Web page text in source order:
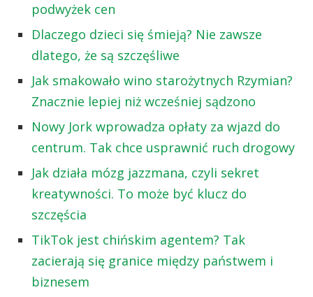
podwyżek cen
Dlaczego dzieci się śmieją? Nie zawsze
dlatego, że są szczęśliwe
Jak smakowało wino starożytnych Rzymian?
Znacznie lepiej niż wcześniej sądzono
Nowy Jork wprowadza opłaty za wjazd do
centrum. Tak chce usprawnić ruch drogowy
Jak działa mózg jazzmana, czyli sekret
kreatywności. To może być klucz do
szczęścia
TikTok jest chińskim agentem? Tak
zacierają się granice między państwem i
biznesem